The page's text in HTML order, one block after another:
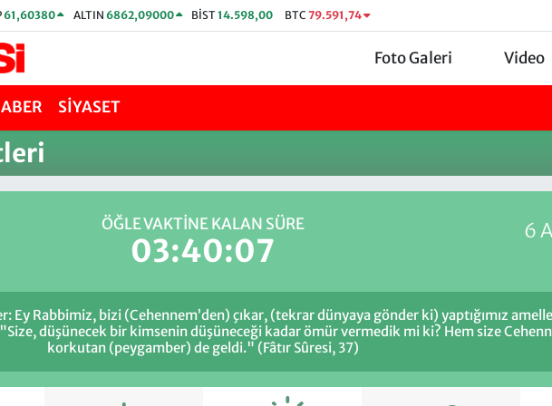
61,60380 ALTIN 6862,09000 BİST14.598,00 BTC 79.591,74
Foto Galeri Video
SİYASET
ÖĞLE VAKTİNE KALAN SÜRE
03:40:07
6
Rabbimiz, bizi (Cehennem’den) çıkar, (tekrar dünyaya gönder ki) yaptığımız
düşünecek bir kimsenin düşüneceği kadar ömür vermedik mi ki? Hem size
korkutan (peygamber) de geldi." (Fâtır Sûresi, 37)